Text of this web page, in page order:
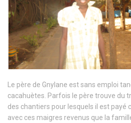
Le père de Gnylane est sans emploi
cacahuètes. Parfois le père trouve du
des chantiers pour lesquels il est payé
avec ces maigres revenus que la